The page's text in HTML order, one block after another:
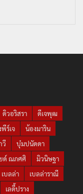
ดิวอริสรา
ดีเจพุฒ
ร์เจ
น้องมาริน
วี
บุ๋มปนัดดา
ด์ ณภศศิ
มิวนิษฐา
เบลล่า
เบลล่าราณี
เลดี้ปราง